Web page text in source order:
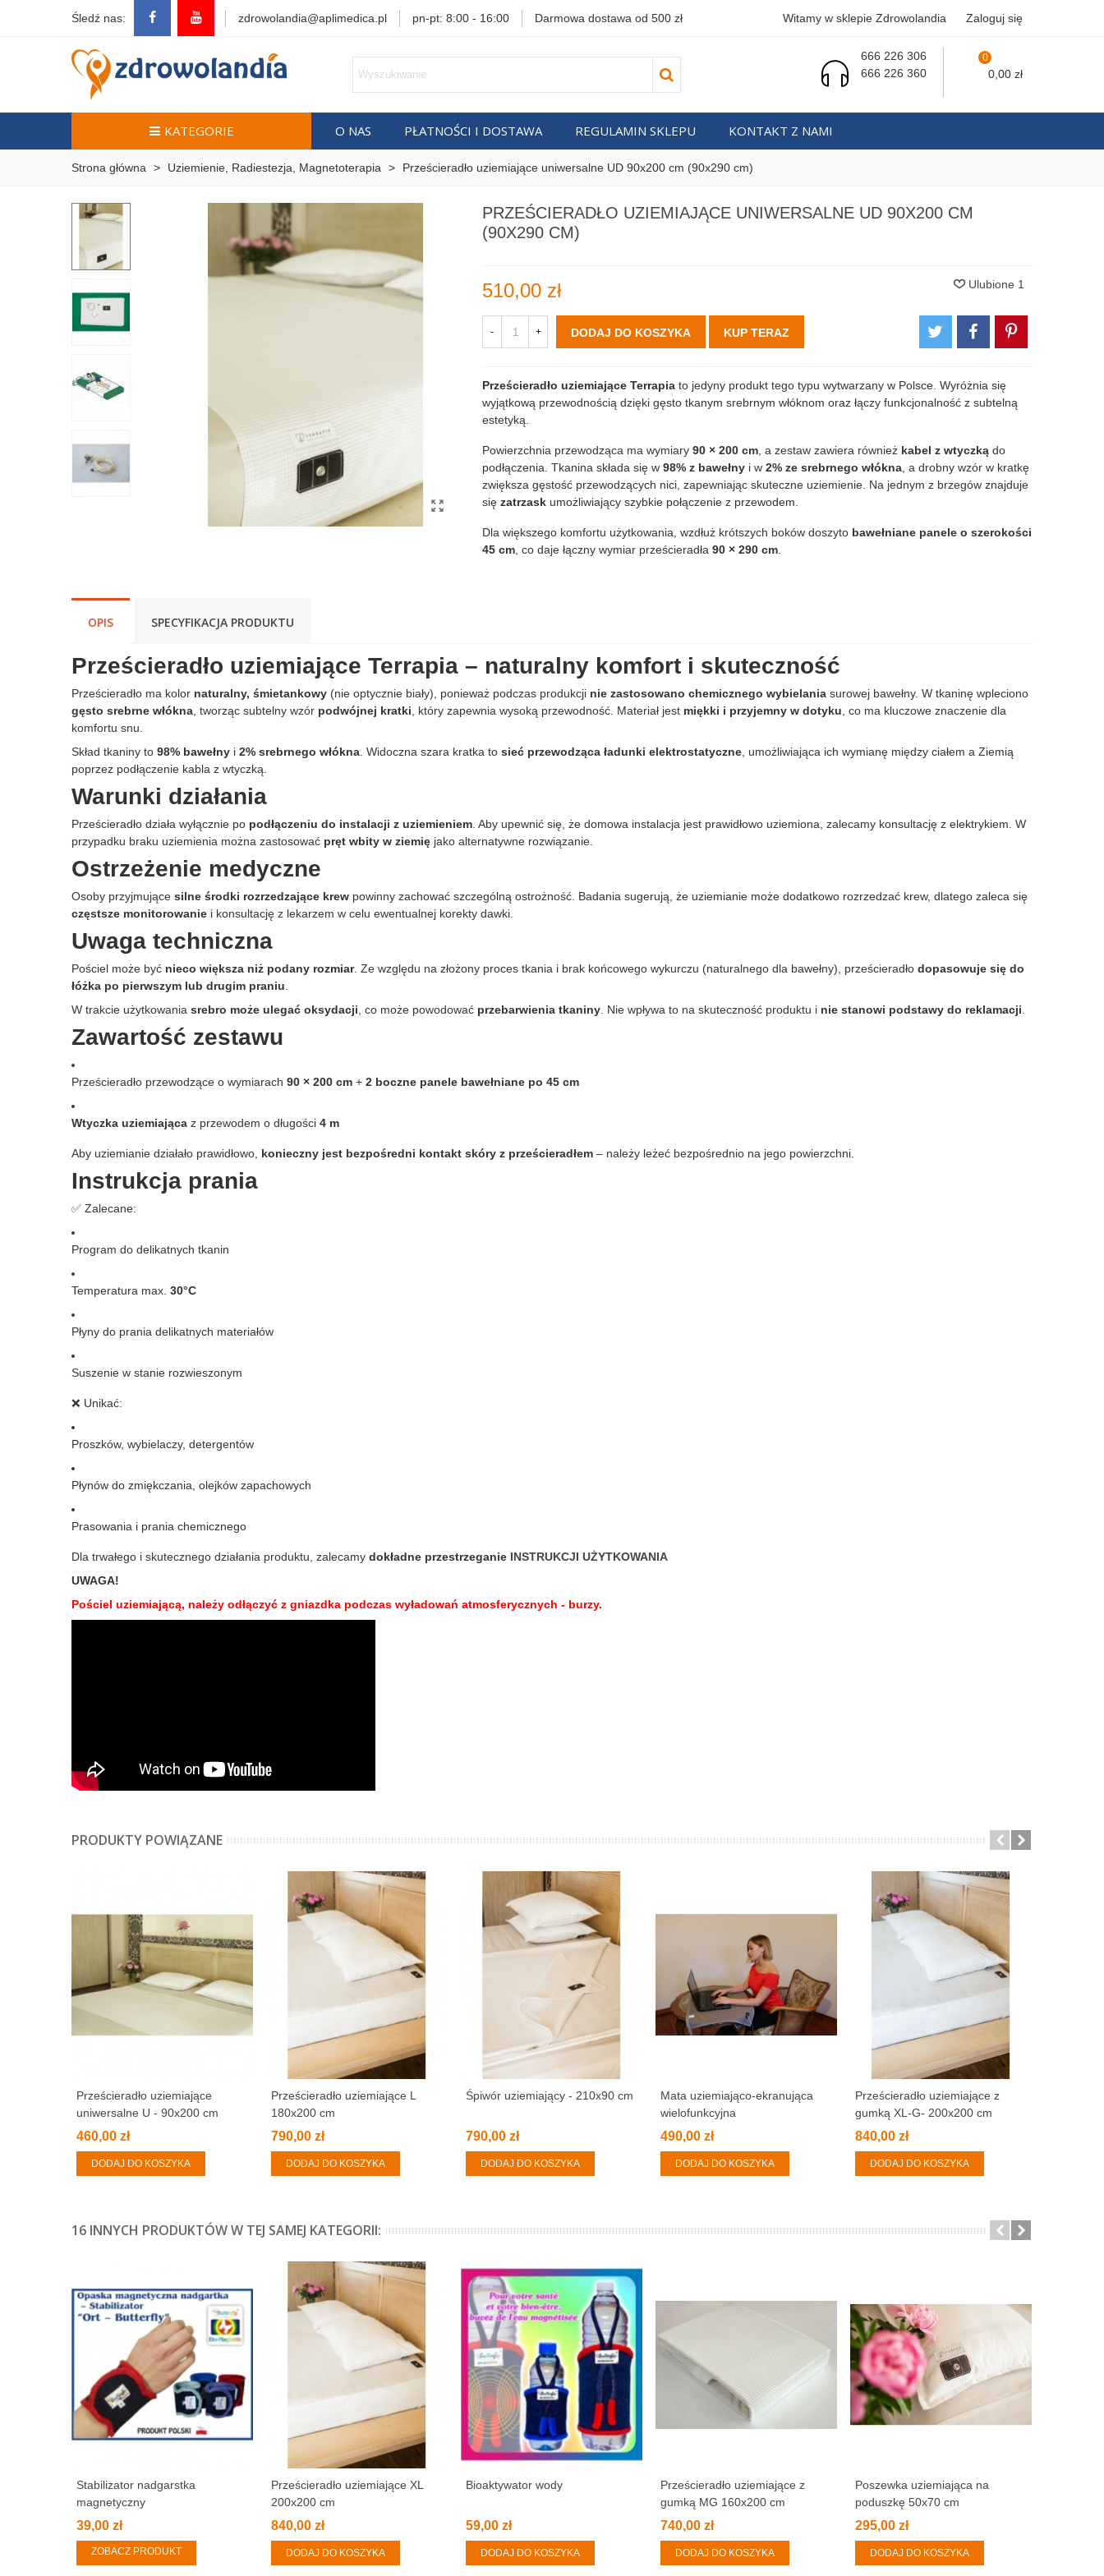
Śledź nas: zdrowolandia@aplimedica.pl pn-pt: 8:00 - 16:00 Darmowa dostawa od 500 zł Witamy w sklepie Zdrowolandia Zaloguj się
666 226 306
666 226 360
0
0,00 zł
KATEGORIE O NAS PŁATNOŚCI I DOSTAWA REGULAMIN SKLEPU KONTAKT Z NAMI
Strona główna > Uziemienie, Radiestezja, Magnetoterapia > Prześcieradło uziemiające uniwersalne UD 90x200 cm (90x290 cm)
PRZEŚCIERADŁO UZIEMIAJĄCE UNIWERSALNE UD 90X200 CM
(90X290 CM)
510,00 zł Ulubione 1
- + DODAJ DO KOSZYKA KUP TERAZ
Prześcieradło uziemiające Terrapia to jedyny produkt tego typu wytwarzany w Polsce. Wyróżnia się
wyjątkową przewodnością dzięki gęsto tkanym srebrnym włóknom oraz łączy funkcjonalność z subtelną
estetyką.
Powierzchnia przewodząca ma wymiary 90 × 200 cm , a zestaw zawiera również kabel z wtyczką do
podłączenia. Tkanina składa się w 98% z bawełny i w 2% ze srebrnego włókna , a drobny wzór w kratkę
zwiększa gęstość przewodzących nici, zapewniając skuteczne uziemienie. Na jednym z brzegów znajduje
się zatrzask umożliwiający szybkie połączenie z przewodem.
Dla większego komfortu użytkowania, wzdłuż krótszych boków doszyto bawełniane panele o szerokości
45 cm , co daje łączny wymiar prześcieradła 90 × 290 cm
OPIS SPECYFIKACJA PRODUKTU
Prześcieradło uziemiające Terrapia – naturalny komfort i skuteczność
Prześcieradło ma kolor naturalny, śmietankowy (nie optycznie biały), ponieważ podczas produkcji nie zastosowano chemicznego wybielania surowej bawełny. W tkaninę wpleciono
gęsto srebrne włókna , tworząc subtelny wzór podwójnej kratki , który zapewnia wysoką przewodność. Materiał jest miękki i przyjemny w dotyku , co ma kluczowe znaczenie dla
komfortu snu.
Skład tkaniny to 98% bawełny i 2% srebrnego włókna . Widoczna szara kratka to sieć przewodząca ładunki elektrostatyczne , umożliwiająca ich wymianę między ciałem a Ziemią
poprzez podłączenie kabla z wtyczką.
Warunki działania
Prześcieradło działa wyłącznie po podłączeniu do instalacji z uziemieniem . Aby upewnić się, że domowa instalacja jest prawidłowo uziemiona, zalecamy konsultację z elektrykiem. W
przypadku braku uziemienia można zastosować pręt wbity w ziemię jako alternatywne rozwiązanie.
Ostrzeżenie medyczne
Osoby przyjmujące silne środki rozrzedzające krew powinny zachować szczególną ostrożność. Badania sugerują, że uziemianie może dodatkowo rozrzedzać krew, dlatego zaleca się
częstsze monitorowanie i konsultację z lekarzem w celu ewentualnej korekty dawki.
Uwaga techniczna
Pościel może być nieco większa niż podany rozmiar. Ze względu na złożony proces tkania i brak końcowego wykurczu (naturalnego dla bawełny), prześcieradło dopasowuje się do
łóżka po pierwszym lub drugim praniu
W trakcie użytkowania srebro może ulegać oksydacji , co może powodować przebarwienia tkaniny . Nie wpływa to na skuteczność produktu i nie stanowi podstawy do reklamacji
Zawartość zestawu
Prześcieradło przewodzące o wymiarach 90 × 200 cm + 2 boczne panele bawełniane po 45 cm
Wtyczka uziemiająca z przewodem o długości 4 m
Aby uziemianie działało prawidłowo, konieczny jest bezpośredni kontakt skóry z prześcieradłem – należy leżeć bezpośrednio na jego powierzchni.
Instrukcja prania
✅ Zalecane:
Program do delikatnych tkanin
Temperatura max. 30°C
Płyny do prania delikatnych materiałów
Suszenie w stanie rozwieszonym
❌ Unikać:
Proszków, wybielaczy, detergentów
Płynów do zmiękczania, olejków zapachowych
Prasowania i prania chemicznego
Dla trwałego i skutecznego działania produktu, zalecamy dokładne przestrzeganie INSTRUKCJI UŻYTKOWANIA
UWAGA!
Pościel uziemiającą, należy odłączyć z gniazdka podczas wyładowań atmosferycznych - burzy.
PRODUKTY POWIĄZANE
Prześcieradło uziemiające
uniwersalne U - 90x200 cm
460,00 zł
DODAJ DO KOSZYKA
Prześcieradło uziemiające L
180x200 cm
790,00 zł
DODAJ DO KOSZYKA
Śpiwór uziemiający - 210x90 cm
790,00 zł
DODAJ DO KOSZYKA
Mata uziemiająco-ekranująca
wielofunkcyjna
490,00 zł
DODAJ DO KOSZYKA
Prześcieradło uziemiające z
gumką XL-G- 200x200 cm
840,00 zł
DODAJ DO KOSZYKA
16 INNYCH PRODUKTÓW W TEJ SAMEJ KATEGORII:
Stabilizator nadgarstka
magnetyczny
39,00 zł
ZOBACZ PRODUKT
Prześcieradło uziemiające XL
200x200 cm
840,00 zł
DODAJ DO KOSZYKA
Bioaktywator wody
59,00 zł
DODAJ DO KOSZYKA
Prześcieradło uziemiające z
gumką MG 160x200 cm
740,00 zł
DODAJ DO KOSZYKA
Poszewka uziemiająca na
poduszkę 50x70 cm
295,00 zł
DODAJ DO KOSZYKA